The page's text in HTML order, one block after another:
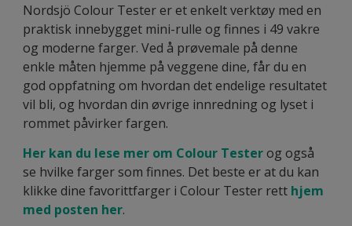
Nordsjö Colour Tester er et enkelt verktøy med en
praktisk innebygget mini-rulle og finnes i 49 vakre
og moderne farger. Ved å prøvemale på denne
enkle måten hjemme på veggene dine, får du en
god oppfatning om hvordan det endelige resultatet
vil bli, og hvordan din øvrige innredning og lyset i
rommet påvirker fargen.
Her kan du lese mer om Colour Testerog også
se hvilke farger som finnes. Det beste er at du kan
klikke dine favorittfarger i Colour Tester rett hjem
med posten her.